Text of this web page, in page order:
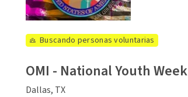
Buscando personas voluntarias
OMI - National Youth Week
Dallas, TX